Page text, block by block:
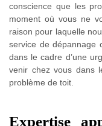
conscience que les
moment où vous ne
raison pour laquelle
service de dépannage
dans le cadre d’une
venir chez vous dans
problème de toit.
Expertise